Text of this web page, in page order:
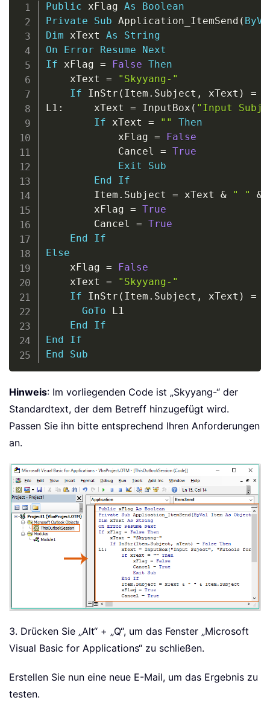
Public xFlag As
Boolean
Private
Sub Application_ItemSend (
Dim xText As
String
On
Error Resume
Next
If xFlag = False Then
    xText
=
"Skyyang-"
If InStr ( Item . Subject , xText ) =
L1 :
     xText
= InputBox ( "Input
If xText = ""
Then
            xFlag
=
False
            Cancel
= True
Exit
Sub
End
If
        Item
. Subject = xText & " " &
        xFlag
= True
        Cancel
= True
End
If
Else
    xFlag
=
False
    xText
=
"Skyyang-"
If InStr ( Item . Subject , xText ) =
GoTo L1
End
If
End
If
End
Sub
Hinweis: Im vorliegenden Code ist „Skyyang-“ der
Standardtext, der dem Betreff hinzugefügt wird.
Passen Sie ihn bitte entsprechend Ihren Anforderungen
an.
3. Drücken Sie „Alt“ + „Q“, um das Fenster „Microsoft
Visual Basic for Applications“ zu schließen.
Erstellen Sie nun eine neue E-Mail, um das Ergebnis zu
testen.